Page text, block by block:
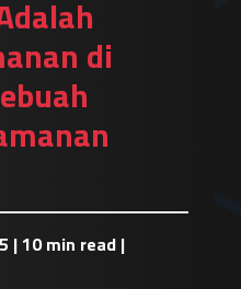
di
|10 min read |